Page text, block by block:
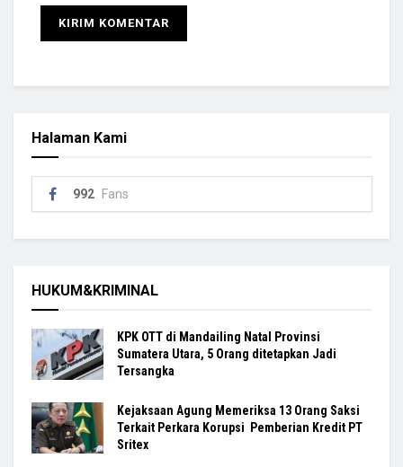
Halaman Kami
992 Fans
HUKUM&KRIMINAL
KPK OTT di Mandailing Natal Provinsi
Sumatera Utara, 5 Orang ditetapkan Jadi
Tersangka
Kejaksaan Agung Memeriksa 13 Orang Saksi
Terkait Perkara Korupsi Pemberian Kredit PT
Sritex